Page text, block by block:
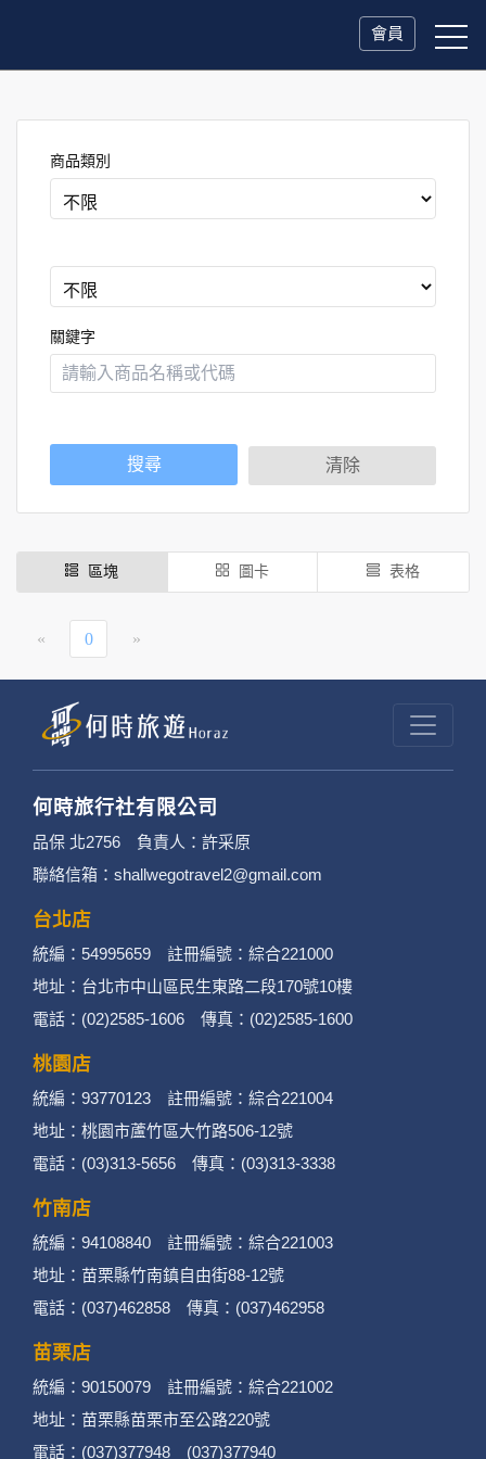
會員
商品類別
關鍵字
搜尋 清除
區塊 圖卡 表格
« 0 »
何時旅行社有限公司
品保 北2756 負責人：許采原
聯絡信箱：shallwegotravel2@gmail.com
台北店
統編：54995659 註冊編號：綜合221000
地址：台北市中山區民生東路二段170號10樓
電話：(02)2585-1606 傳真：(02)2585-1600
桃園店
統編：93770123 註冊編號：綜合221004
地址：桃園市蘆竹區大竹路506-12號
電話：(03)313-5656 傳真：(03)313-3338
竹南店
統編：94108840 註冊編號：綜合221003
地址：苗栗縣竹南鎮自由街88-12號
電話：(037)462858 傳真：(037)462958
苗栗店
統編：90150079 註冊編號：綜合221002
地址：苗栗縣苗栗市至公路220號
電話：(037)377948 (037)377940